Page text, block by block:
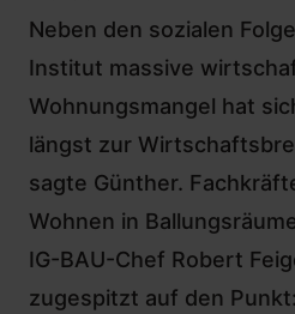
Neben den sozialen
Institut massive
Wohnungsmangel hat
längst zur
sagte Günther.
Wohnen in
IG-BAU-Chef Robert
zugespitzt auf den